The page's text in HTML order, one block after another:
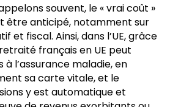
souvent, le « vrai coût »
être anticipé, notamment sur
et fiscal. Ainsi, dans l’UE, grâce
français en UE peut
l’assurance maladie, en
sa carte vitale, et le
y est automatique et